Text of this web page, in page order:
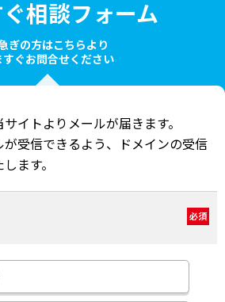
相談フォーム
ぎの方はこちらより
すぐお問合せください
イトよりメールが届きます。
受信できるよう、ドメインの受信
ます。
必須